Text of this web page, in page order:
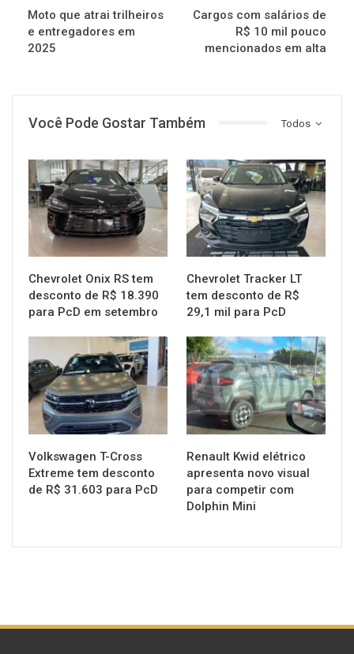
Moto que atrai trilheiros
e entregadores em
2025
Cargos com salários de
R$ 10 mil pouco
mencionados em alta
Todos
Você Pode Gostar Também
MUNDO AUTOMOTIVO
Chevrolet Onix RS tem
desconto de R$ 18.390
para PcD em setembro
MUNDO AUTOMOTIVO
Chevrolet Tracker LT
tem desconto de R$
29,1 mil para PcD
MUNDO AUTOMOTIVO
Volkswagen T-Cross
Extreme tem desconto
de R$ 31.603 para PcD
MUNDO AUTOMOTIVO
Renault Kwid elétrico
apresenta novo visual
para competir com
Dolphin Mini